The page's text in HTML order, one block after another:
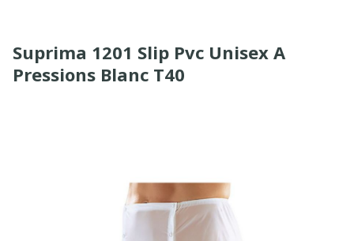
Suprima 1201 Slip Pvc Unisex A
Pressions Blanc T40